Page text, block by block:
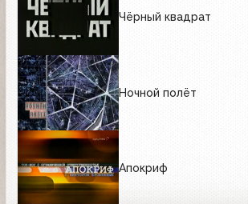
Чёрный квадрат
Ночной полёт
Апокриф